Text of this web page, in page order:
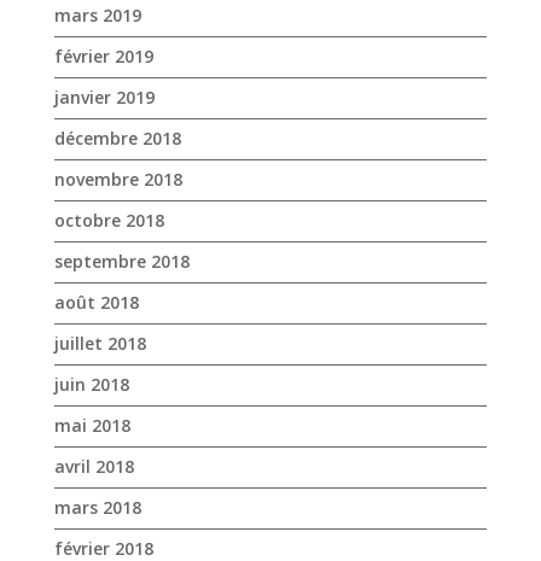
décembre 2018
novembre 2018
octobre 2018
septembre 2018
août 2018
juillet 2018
juin 2018
mai 2018
avril 2018
mars 2018
février 2018
janvier 2018
décembre 2017